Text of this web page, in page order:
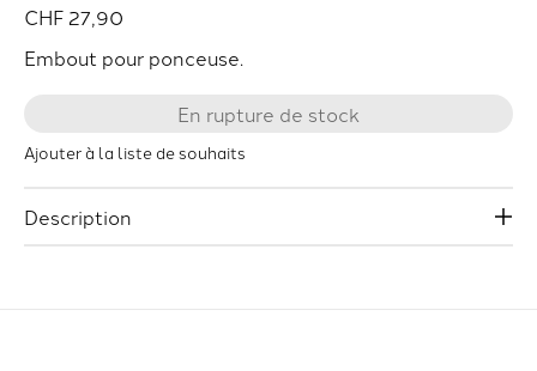
CHF 27,90
Embout pour ponceuse.
En rupture de stock
Ajouter à la liste de souhaits
Description